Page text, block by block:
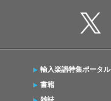
輸入楽譜特集ポータル
書籍